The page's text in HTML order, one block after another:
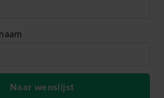
Naar wenslijst